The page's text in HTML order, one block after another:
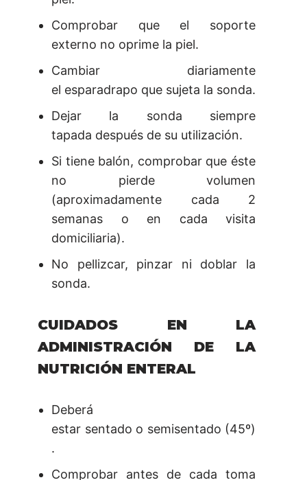
Comprobar que el soporte
externo no oprime la piel.
Cambiar diariamente
el esparadrapo que sujeta la sonda.
Dejar la sonda siempre
tapada después de su utilización.
Si tiene balón, comprobar que éste
no pierde volumen
(aproximadamente cada 2
semanas o en cada visita
domiciliaria).
No pellizcar, pinzar ni doblar la
sonda.
CUIDADOS EN LA
ADMINISTRACIÓN DE LA
NUTRICIÓN ENTERAL
Deberá
estar sentado o semisentado (45º)
.
Comprobar antes de cada toma